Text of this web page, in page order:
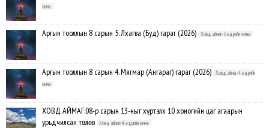
өмнө
Аргын тооллын 8 сарын 5. Лхагва (Буд) гараг (2026) Ховд аймаг-3 өдрийн өмнө
Аргын тооллын 8 сарын 4. Мягмар (Ангараг) гараг (2026)
Ховд аймаг-4 өдрийн
өмнө
ХОВД АЙМАГ:08-р сарын 13-ныг хүртэлх 10 хоногийн цаг агаарын
урьдчилсан төлөв
Ховд аймаг-4 өдрийн өмнө